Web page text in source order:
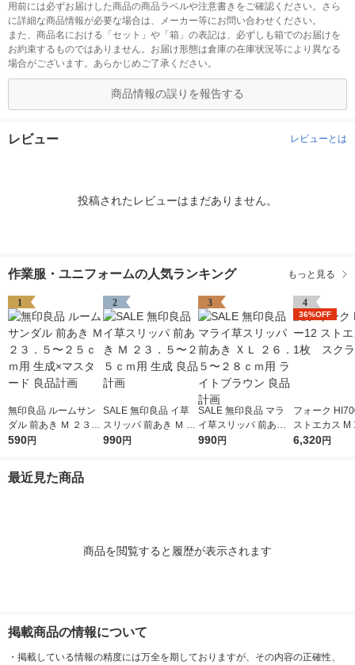
用前には必ずお届けした商品の商品ラベルや注意書きをご確認ください。さら
に詳細な商品情報が必要な場合は、メーカー等にお問い合わせください。
また、商品名における「セット」や「箱」の表記は、必ずしも箱でのお届けを
お約束するものではありません。お届け形態は倉庫の在庫状況等により異なる
場合がございます。あらかじめご了承ください。
商品情報の誤りを報告する
レビュー レビューとは
投稿されたレビューはまだありません。
作業服・ユニフォームの人気ランキング もっと見る
1
無印良品 ルームサン
ダル 前あき Ｍ ２３．
５〜２５ｃｍ用 生成×
590円
2
SALE 無印良品 イ草
スリッパ 前あき Ｍ ２
３．５〜２５ｃｍ用
990円
3
SALE 無印良品 マラ
イ草スリッパ 前あき
ＸＬ ２６．５〜２８
990円
4
36%OFF
フォーク
ストエカス
クラブ
6,320円
最近見た商品
商品を閲覧すると履歴が表示されます
掲載商品の情報について
・ 掲載している情報の精度には万全を期しておりますが、その内容の正確性、